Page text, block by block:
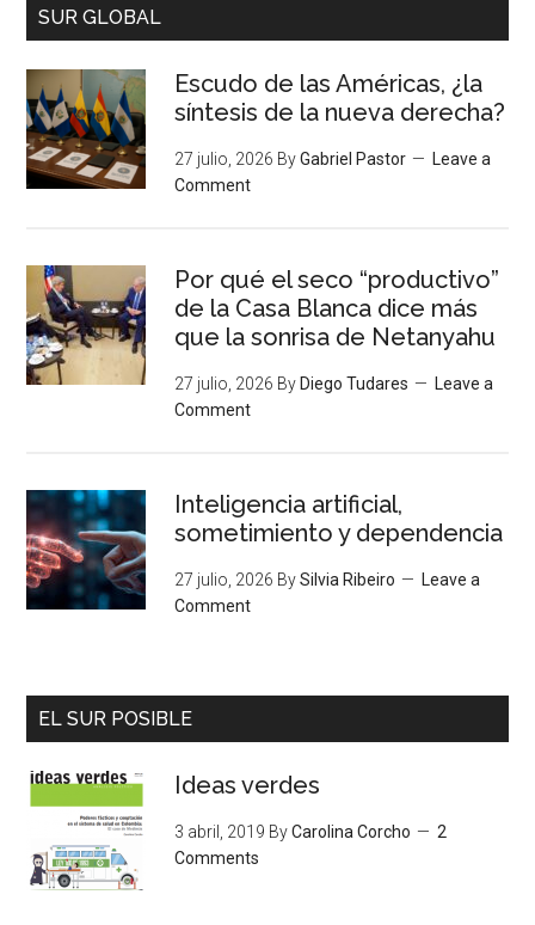
SUR GLOBAL
Escudo de las Américas, ¿la
síntesis de la nueva derecha?
27 julio, 2026 ByGabriel Pastor
Leave a
Comment
Por qué el seco “productivo”
de la Casa Blanca dice más
que la sonrisa de Netanyahu
27 julio, 2026 By Diego Tudares
Leave a
Comment
Inteligencia artificial,
sometimiento y dependencia
27 julio, 2026 BySilvia Ribeiro
Leave a
Comment
EL SUR POSIBLE
Ideas verdes
3 abril, 2019 ByCarolina Corcho
2
Comments